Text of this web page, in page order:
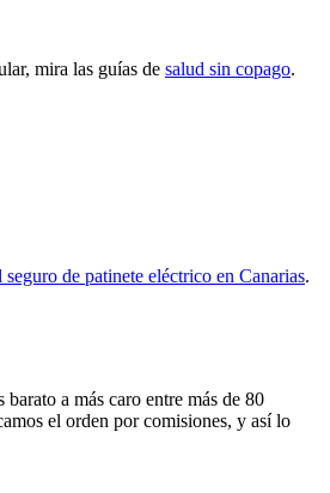
mira las guías de salud sin copago.
seguro de patinete eléctrico en Canarias.
a más caro entre más de 80
el orden por comisiones, y así lo